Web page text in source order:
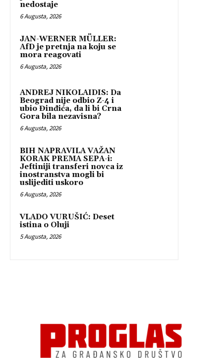
nedostaje
6 Augusta, 2026
JAN-WERNER MÜLLER:
AfD je pretnja na koju se
mora reagovati
6 Augusta, 2026
ANDREJ NIKOLAIDIS: Da
Beograd nije odbio Z-4 i
ubio Đinđića, da li bi Crna
Gora bila nezavisna?
6 Augusta, 2026
BIH NAPRAVILA VAŽAN
KORAK PREMA SEPA-i:
Jeftiniji transferi novca iz
inostranstva mogli bi
uslijediti uskoro
6 Augusta, 2026
VLADO VURUŠIĆ: Deset
istina o Oluji
5 Augusta, 2026